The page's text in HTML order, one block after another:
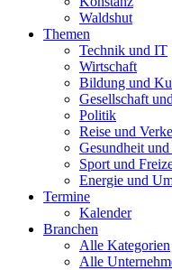
Waldshut
Themen
Technik und IT
Wirtschaft
Bildung und
Gesellschaft
Politik
Reise und
Gesundheit
Sport und
Energie und
Termine
Kalender
Branchen
Alle Kategorien
Alle